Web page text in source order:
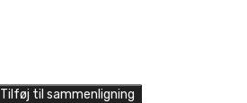
Tilføj til sammenligning